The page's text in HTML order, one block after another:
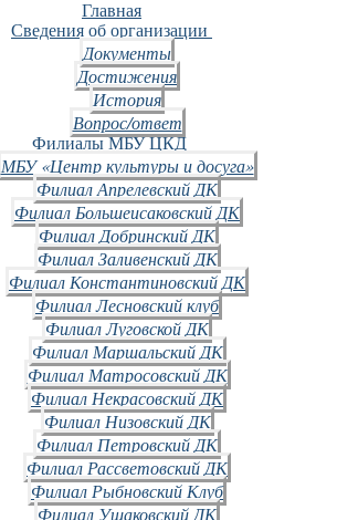
Главная
Сведения об организации
Документы
Достижения
История
Вопрос/ответ
Филиалы МБУ ЦКД
МБУ «Центр культуры и досуга»
Филиал Апрелевский ДК
Филиал Большеисаковский ДК
Филиал Добринский ДК
Филиал Заливенский ДК
Филиал Константиновский ДК
Филиал Лесновский клуб
Филиал Луговской ДК
Филиал Маршальский ДК
Филиал Матросовский ДК
Филиал Некрасовский ДК
Филиал Низовский ДК
Филиал Петровский ДК
Филиал Рассветовский ДК
Филиал Рыбновский Клуб
Филиал Ушаковский ДК